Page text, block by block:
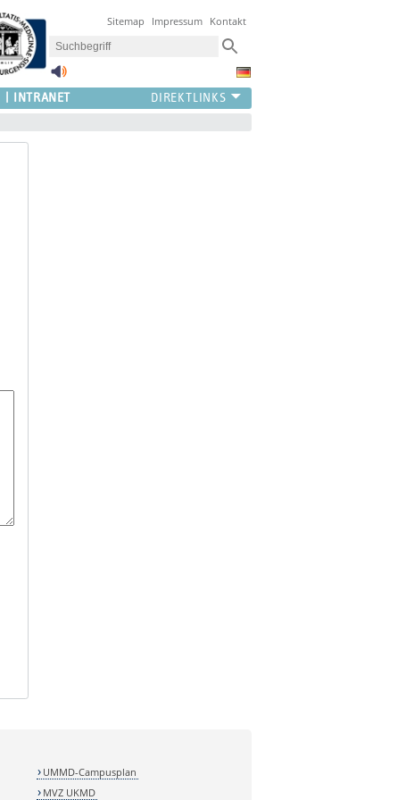
Sitemap Impressum Kontakt
INTRANET
UMMD-Campusplan
MVZ UKMD